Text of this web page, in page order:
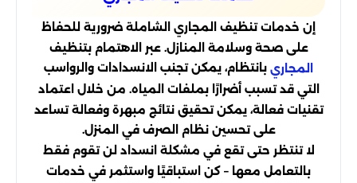
إن خدمات تنظيف المجاري الشاملة ضرورية للحفاظ
على صحة وسلامة المنازل. عبر الاهتمام بتنظيف
المجاري بانتظام، يمكن تجنب الانسدادات والرواسب
التي قد تسبب أضرارًا بملفات المياه. من خلال اعتماد
تقنيات فعالة، يمكن تحقيق نتائج مبهرة وفعالة تساعد
على تحسين نظام الصرف في المنزل.
لا تنتظر حتى تقع في مشكلة انسداد لن تقوم فقط
بالتعامل معها – كن استباقيًا واستثمر في خدمات